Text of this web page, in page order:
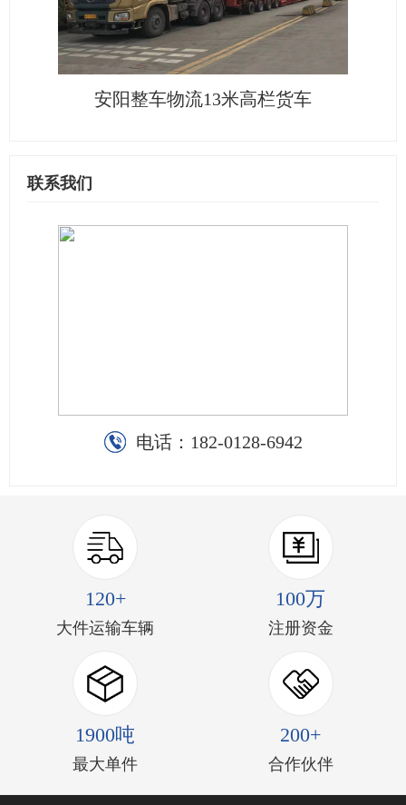
安阳整车物流13米高栏货车
联系我们
电话： 182-0128-6942
120+
大件运输车辆
100万
注册资金
1900吨
最大单件
200+
合作伙伴